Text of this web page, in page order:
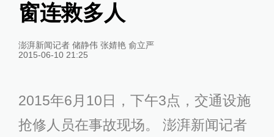
窗连救多人
澎湃新闻记者 储静伟 张婧艳 俞立严
2015-06-10 21:25
2015年6月10日，下午3点，交通设施
抢修人员在事故现场。 澎湃新闻记者